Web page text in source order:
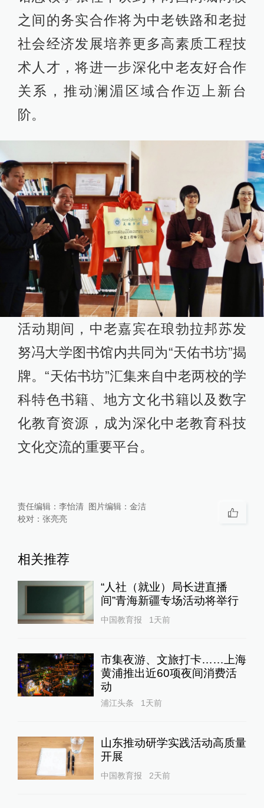
之间的务实合作将为中老铁路和老挝
社会经济发展培养更多高素质工程技
术人才，将进一步深化中老友好合作
关系，推动澜湄区域合作迈上新台
阶。
活动期间，中老嘉宾在琅勃拉邦苏发
努冯大学图书馆内共同为“天佑书坊”揭
牌。“天佑书坊”汇集来自中老两校的学
科特色书籍、地方文化书籍以及数字
化教育资源，成为深化中老教育科技
文化交流的重要平台。
责任编辑： 李怡清 图片编辑： 金洁
校对： 张亮亮
相关推荐
“人社（就业）局长进直播
间”青海新疆专场活动将举行
中国教育报 1天前
市集夜游、文旅打卡……上海
黄浦推出近60项夜间消费活
动
浦江头条 1天前
山东推动研学实践活动高质量
开展
中国教育报 2天前